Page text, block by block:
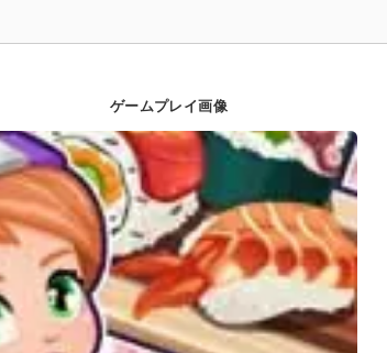
ゲームプレイ画像